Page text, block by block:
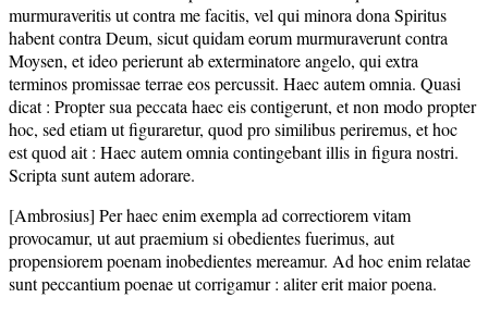
murmuraveritis ut contra me facitis, vel qui minora dona Spiritus
habent contra Deum, sicut quidam eorum murmuraverunt contra
Moysen, et ideo perierunt ab exterminatore angelo, qui extra
terminos promissae terrae eos percussit. Haec autem omnia. Quasi
dicat : Propter sua peccata haec eis contigerunt, et non modo propter
hoc, sed etiam ut figuraretur, quod pro similibus periremus, et hoc
est quod ait : Haec autem omnia contingebant illis in figura nostri.
Scripta sunt autem adorare.
[Ambrosius] Per haec enim exempla ad correctiorem vitam
provocamur, ut aut praemium si obedientes fuerimus, aut
propensiorem poenam inobedientes mereamur. Ad hoc enim relatae
sunt peccantium poenae ut corrigamur : aliter erit maior poena.